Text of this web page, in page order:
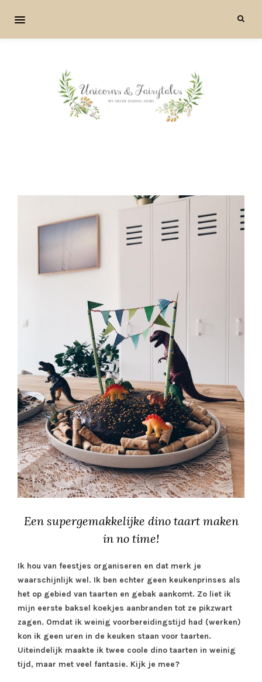
Een supergemakkelijke dino taart maken
in no time!
Ik hou van feestjes organiseren en dat merk je
waarschijnlijk wel. Ik ben echter geen keukenprinses als
het op gebied van taarten en gebak aankomt. Zo liet ik
mijn eerste baksel koekjes aanbranden tot ze pikzwart
zagen. Omdat ik weinig voorbereidingstijd had (werken)
kon ik geen uren in de keuken staan voor taarten.
Uiteindelijk maakte ik twee coole dino taarten in weinig
tijd, maar met veel fantasie. Kijk je mee?